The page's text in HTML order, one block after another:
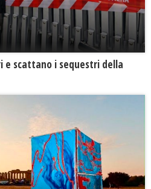
e scattano i sequestri della